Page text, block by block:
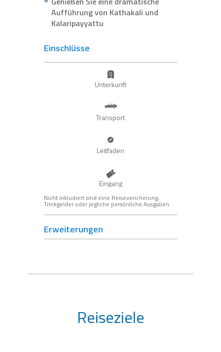
Aufführung von Kathakali und
Kalaripayyattu
Einschlüsse
Unterkunft
Transport
Leitfaden
Eingang
Nicht inkludiert sind eine Reisevericherung,
Trinkgelder oder jegliche persönliche Ausgaben
Erweiterungen
Reiseziele